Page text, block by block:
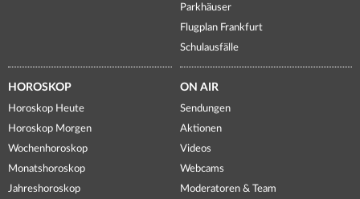
Parkhäuser
Flugplan Frankfurt
Schulausfälle
HOROSKOP
Horoskop Heute
Horoskop Morgen
Wochenhoroskop
Monatshoroskop
Jahreshoroskop
ON AIR
Sendungen
Aktionen
Videos
Webcams
Moderatoren & Team